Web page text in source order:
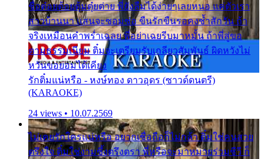
ชื่อต๋อยต้อยตุ้มตุ๋ยต่าย พี่ยังลืมได้ง่ายๆเลยหนอ แค่ตัวเรา
สาวบ้านนา แสนจะซอมซ่อ ขืนรักขืนรอคงช้ำสักวัน ถ้า
จริงเหมือนคำพร่ำเฉลย พี่อย่าเฉยรีบมาหมั้น ถ้าพี่สู่ขอ
ตามธรรมเนียม ติ๋มจะเตรียมรับเกลียวสัมพันธ์ ผิดหวังไม่
หวั่นขอยอมได้เคียง
รักติ๋มแน่หรือ - หงษ์ทอง ดาวอุดร (ซาวด์ดนตรี)
(KARAOKE)
24 views • 10.07.2569
ไม่เคยรักใครแน่หรือ อยากเชื่อถือก็ไม่กล้า ติ๋มใช่คนสวย
ตรึงใจ ติ๋มใช่งามซึ้งตรึงตรา พี่หรือจะมาหมายร่วมชีวี ก็